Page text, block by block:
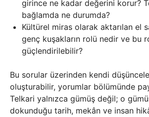
girince ne kadar değerini korur?
bağlamda ne durumda?
Kültürel miras olarak aktarılan el
genç kuşakların rolü nedir ve bu
güçlendirilebilir?
Bu sorular üzerinden kendi
oluşturabilir, yorumlar bölümünde
Telkari yalnızca gümüş değil; o
dokunduğu tarih, mekân ve insan